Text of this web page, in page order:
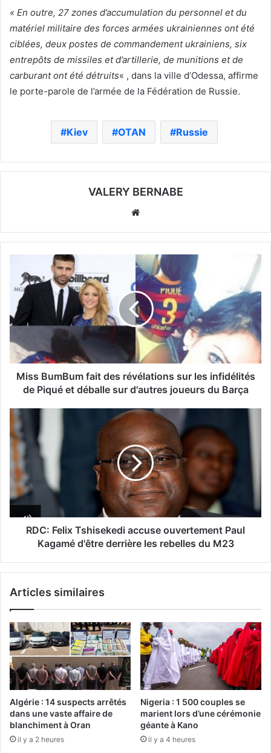
« En outre, 27 zones d’accumulation du personnel et du
matériel militaire des forces armées ukrainiennes ont été
ciblées, deux postes de commandement ukrainiens, six
entrepôts de missiles et d’artillerie, de munitions et de
carburant ont été détruits« , dans la ville d’Odessa, affirme
le porte-parole de l’armée de la Fédération de Russie.
Kiev OTAN Russie
VALERY BERNABE
Miss BumBum fait des révélations sur les infidélités
de Piqué et déballe sur d'autres joueurs du Barça
RDC: Felix Tshisekedi accuse ouvertement Paul
Kagamé d'être derrière les rebelles du M23
Articles similaires
Algérie : 14 suspects arrêtés
dans une vaste affaire de
blanchiment à Oran
il y a 2 heures
Nigeria : 1 500 couples se
marient lors d’une cérémonie
géante à Kano
il y a 4 heures